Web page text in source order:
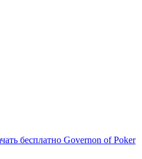
бесплатно Governon of Poker